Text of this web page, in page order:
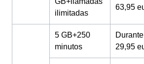
ilimitadas
63,95
5 GB+250
minutos
29,95